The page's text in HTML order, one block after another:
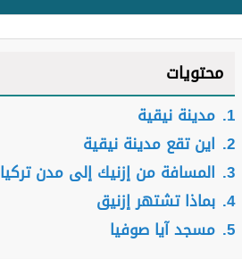
محتويات
1. مدينة نيقية
2. اين تقع مدينة نيقية
3. المسافة من إزنيك إلى مدن تركيا
4. بماذا تشتهر إزنيق
5. مسجد آيا صوفيا